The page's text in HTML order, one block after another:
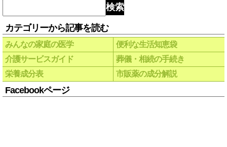
検索
カテゴリーから記事を読む
みんなの家庭の医学
便利な生活知恵袋
介護サービスガイド
葬儀・相続の手続き
栄養成分表
市販薬の成分解説
Facebookページ